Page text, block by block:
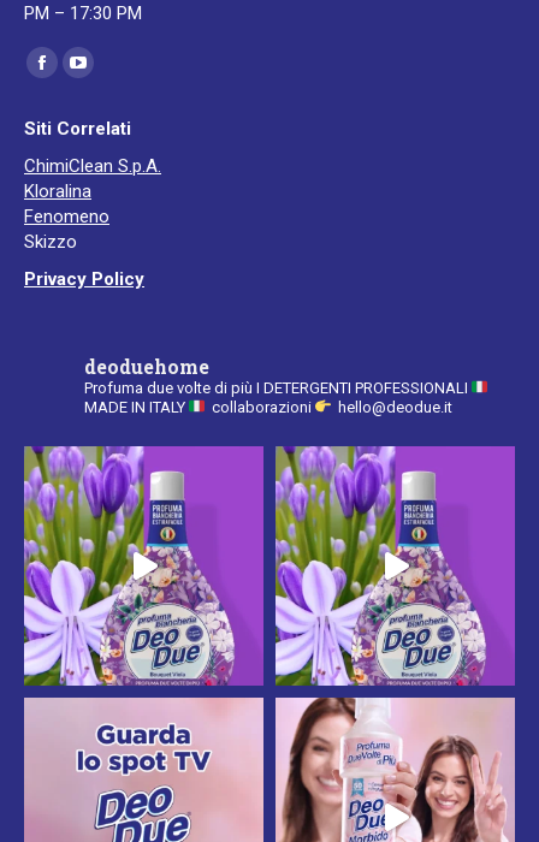
PM – 17:30 PM
Ci puoi trovare su:
Facebook
opens
in
new
window
YouTube
opens
in
new
Siti Correlati
ChimiClean S.p.A.
Kloralina
Fenomeno
Skizzo
Privacy Policy
deoduehome
Profuma due volte di più I DETERGENTI PROFESSIONALI
MADE IN ITALY
collaborazioni hello@deodue.it